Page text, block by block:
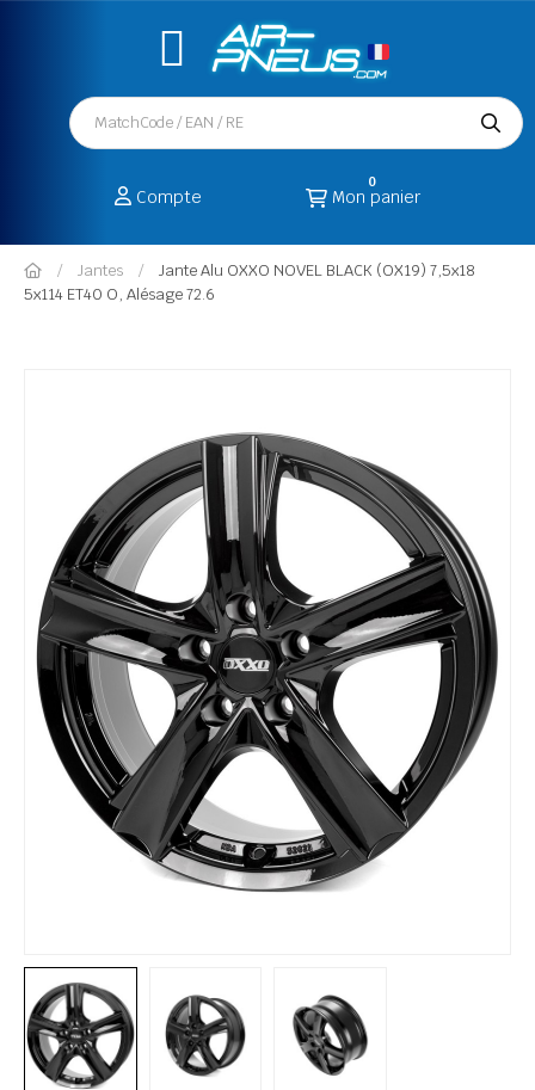
Compte Mon panier
0
Jantes
Jante Alu OXXO NOVEL BLACK (OX19) 7,5x18
5x114 ET40 O, Alésage 72.6